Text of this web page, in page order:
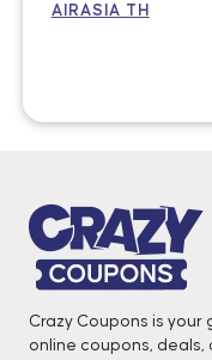
AIRASIA TH
Crazy Coupons is
online coupons, deals,